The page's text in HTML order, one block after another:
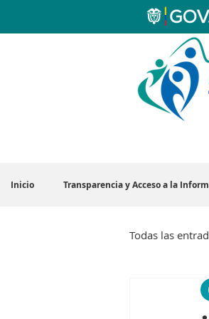
Inicio Transparencia y Acceso a la
Todas las